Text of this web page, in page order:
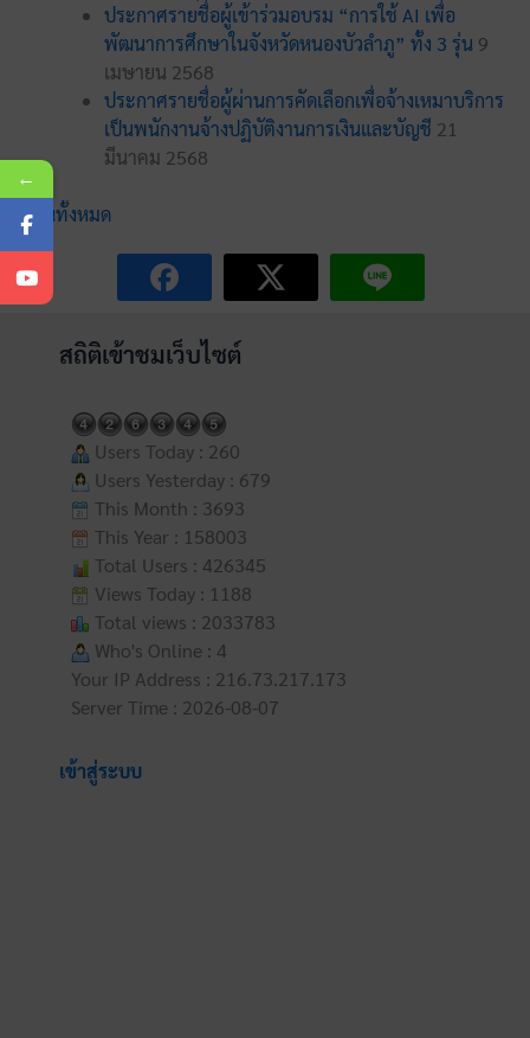
ประกาศรายชื่อผู้เข้าร่วมอบรม “การใช้ AI เพื่อ
พัฒนาการศึกษาในจังหวัดหนองบัวลำภู” ทั้ง 3 รุ่น 9
เมษายน 2568
ประกาศรายชื่อผู้ผ่านการคัดเลือกเพื่อจ้างเหมาบริการ
เป็นพนักงานจ้างปฏิบัติงานการเงินและบัญชี 21
มีนาคม 2568
อ่านทั้งหมด
สถิติเข้าชมเว็บไซต์
Users Today : 260
Users Yesterday : 679
This Month : 3693
This Year : 158003
Total Users : 426345
Views Today : 1188
Total views : 2033783
Who's Online : 4
Your IP Address : 216.73.217.173
Server Time : 2026-08-07
เข้าสู่ระบบ
←